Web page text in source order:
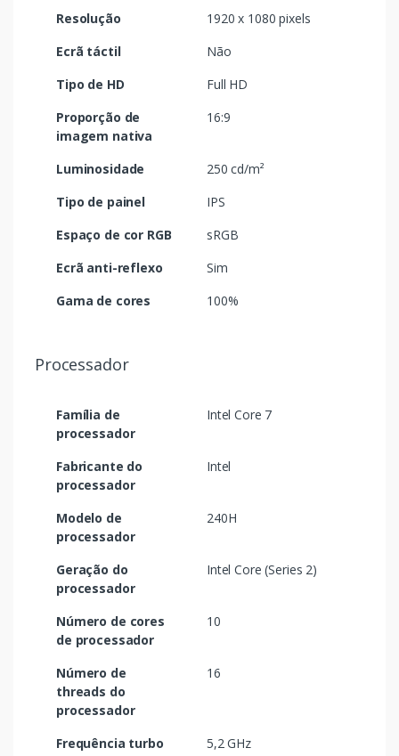
Resolução
1920 x 1080 pixels
Ecrã táctil
Não
Tipo de HD
Full HD
Proporção de
imagem nativa
16:9
Luminosidade
250 cd/m²
Tipo de painel
IPS
Espaço de cor RGB
sRGB
Ecrã anti-reflexo
Sim
Gama de cores
100%
Processador
Família de
processador
Intel Core 7
Fabricante do
processador
Intel
Modelo de
processador
240H
Geração do
processador
Intel Core (Series 2)
Número de cores
de processador
10
Número de
threads do
processador
16
Frequência turbo
5,2 GHz